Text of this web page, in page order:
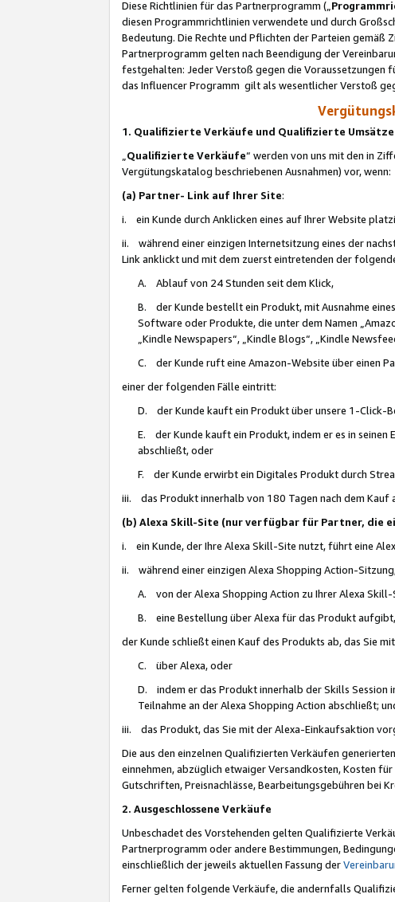
Diese Richtlinien für das Partnerprogramm („
diesen Programmrichtlinien verwendete und durch
Bedeutung. Die Rechte und Pflichten der Parteien
Partnerprogramm gelten nach Beendigung der
festgehalten: Jeder Verstoß gegen die Voraussetzungen
das Influencer Programm gilt als wesentlicher Verstoß
1. Qualifizierte Verkäufe und Qualifizierte Umsätze
Qualifizierte Verkäufe“ werden von uns mit den in
Vergütungskatalog beschriebenen Ausnahmen) vor, wenn:
(a) Partner- Link auf Ihrer Site:
i. ein Kunde durch Anklicken eines auf Ihrer Website
ii. während einer einzigen Internetsitzung eines der
Link anklickt und mit dem zuerst eintretenden der
A. Ablauf von 24 Stunden seit dem Klick,
B. der Kunde bestellt ein Produkt, mit Ausnahme
Software oder Produkte, die unter dem Namen
„Kindle Newspapers“, „Kindle Blogs“, „Kindle
C. der Kunde ruft eine Amazon-Website über einen
einer der folgenden Fälle eintritt:
D. der Kunde kauft ein Produkt über unsere 1-Click-
E. der Kunde kauft ein Produkt, indem er es in seinen
abschließt, oder
F. der Kunde erwirbt ein Digitales Produkt durch
iii. das Produkt innerhalb von 180 Tagen nach dem Kauf
(b) Alexa Skill-Site (nur verfügbar für Partner, die
i. ein Kunde, der Ihre Alexa Skill-Site nutzt, führt eine
ii. während einer einzigen Alexa Shopping Action-
A. von der Alexa Shopping Action zu Ihrer Alexa
B. eine Bestellung über Alexa für das Produkt aufgibt,
der Kunde schließt einen Kauf des Produkts ab, das Sie
C. über Alexa, oder
D. indem er das Produkt innerhalb der Skills Session
Teilnahme an der Alexa Shopping Action abschließt;
iii. das Produkt, das Sie mit der Alexa-Einkaufsaktion
Die aus den einzelnen Qualifizierten Verkäufen generierten
einnehmen, abzüglich etwaiger Versandkosten, Kosten
Gutschriften, Preisnachlässe, Bearbeitungsgebühren bei
2. Ausgeschlossene Verkäufe
Unbeschadet des Vorstehenden gelten Qualifizierte
Partnerprogramm oder andere Bestimmungen,
einschließlich der jeweils aktuellen Fassung der
Ferner gelten folgende Verkäufe, die andernfalls